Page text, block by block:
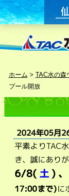
ホーム > TAC水の森
プール開放
2024年05月
平素よりTAC
き、誠にあり
6/8(土)、
17:00まで)に